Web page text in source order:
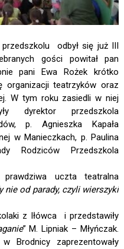
odbył się już III
gości powitał pan
pani Ewa Rożek krótko
organizacji teatrzyków oraz
W tym roku zasiedli w niej
dyrektor przedszkola
p. Agnieszka Kapała
w Manieczkach, p. Paulina
Rodziców Przedszkola
uczta teatralna
nie od parady, czyli wierszyki
z Iłówca i przedstawiły
” M. Lipniak – Młyńczak.
Brodnicy zaprezentowały